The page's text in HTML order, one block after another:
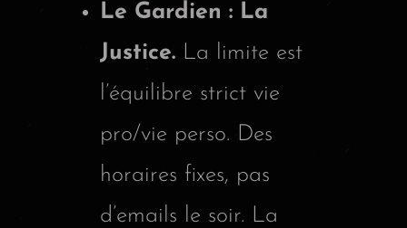
Le Gardien : La
Justice. La limite est
l’équilibre strict vie
pro/vie perso. Des
horaires fixes, pas
d’emails le soir. La